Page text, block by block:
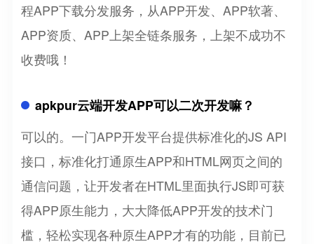
程APP下载分发服务，从APP开发、APP软著、
APP资质、APP上架全链条服务，上架不成功不
收费哦！
apkpur云端开发APP可以二次开发嘛？
可以的。一门APP开发平台提供标准化的JS API
接口，标准化打通原生APP和HTML网页之间的
通信问题，让开发者在HTML里面执行JS即可获
得APP原生能力，大大降低APP开发的技术门
槛，轻松实现各种原生APP才有的功能，目前已